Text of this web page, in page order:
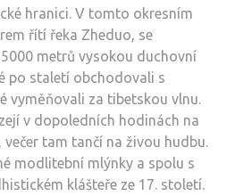
hranici. V tomto okresním
řítí řeka Zheduo, se
metrů vysokou duchovní
po staletí obchodovali s
vyměňovali za tibetskou vlnu.
v dopoledních hodinách na
tam tančí na živou hudbu.
modlitební mlýnky a spolu s
klášteře ze 17. století.